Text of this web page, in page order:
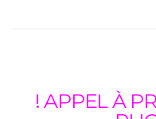
! APPEL À